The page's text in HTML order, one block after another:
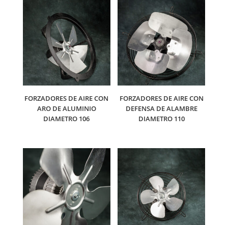
FORZADORES DE AIRE CON
ARO DE ALUMINIO
DIAMETRO 106
FORZADORES DE AIRE CON
DEFENSA DE ALAMBRE
DIAMETRO 110